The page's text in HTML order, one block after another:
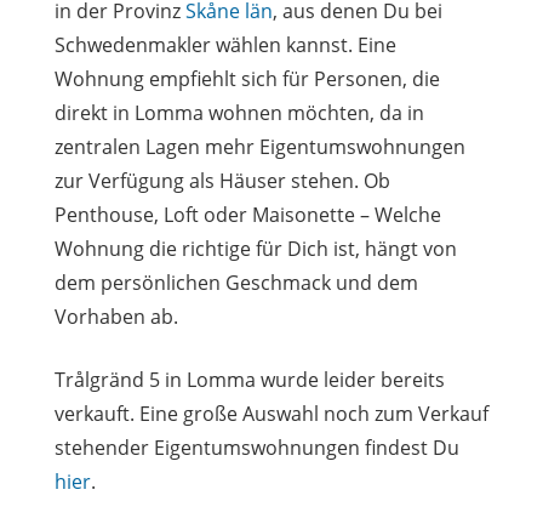
in der ProvinzSkåne län, aus denen Du bei
Schwedenmakler wählen kannst. Eine
Wohnung empfiehlt sich für Personen, die
direkt in Lomma wohnen möchten, da in
zentralen Lagen mehr Eigentumswohnungen
zur Verfügung als Häuser stehen. Ob
Penthouse, Loft oder Maisonette – Welche
Wohnung die richtige für Dich ist, hängt von
dem persönlichen Geschmack und dem
Vorhaben ab.
Trålgränd 5 in Lomma wurde leider bereits
verkauft. Eine große Auswahl noch zum Verkauf
stehender Eigentumswohnungen findest Du
hier.